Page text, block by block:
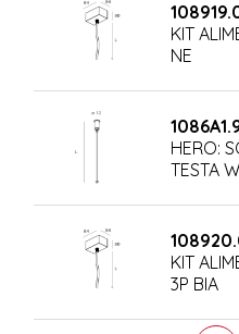
KIT
NE
HERO:
TESTA
KIT
3P BIA